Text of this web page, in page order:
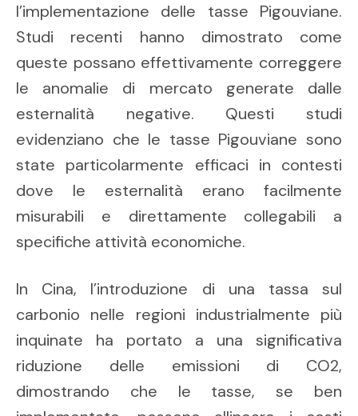
l’implementazione delle tasse Pigouviane.
Studi recenti hanno dimostrato come
queste possano effettivamente correggere
le anomalie di mercato generate dalle
esternalità negative. Questi studi
evidenziano che le tasse Pigouviane sono
state particolarmente efficaci in contesti
dove le esternalità erano facilmente
misurabili e direttamente collegabili a
specifiche attività economiche.
In Cina, l’introduzione di una tassa sul
carbonio nelle regioni industrialmente più
inquinate ha portato a una significativa
riduzione delle emissioni di CO2,
dimostrando che le tasse, se ben